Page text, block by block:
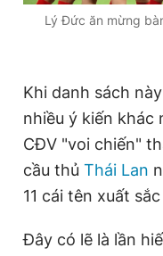
Lý Đức ăn mừng
Khi danh sách
nhiều ý kiến khác
CĐV "voi chiến"
cầu thủ Thái Lan
11 cái tên xuất
Đây có lẽ là lần